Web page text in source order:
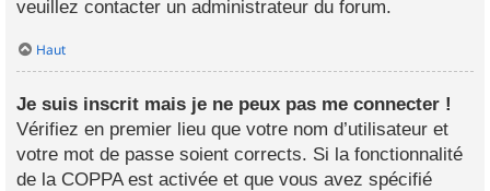
veuillez contacter un administrateur du forum.
Haut
Je suis inscrit mais je ne peux pas me connecter !
Vérifiez en premier lieu que votre nom d’utilisateur et
votre mot de passe soient corrects. Si la fonctionnalité
de la COPPA est activée et que vous avez spécifié